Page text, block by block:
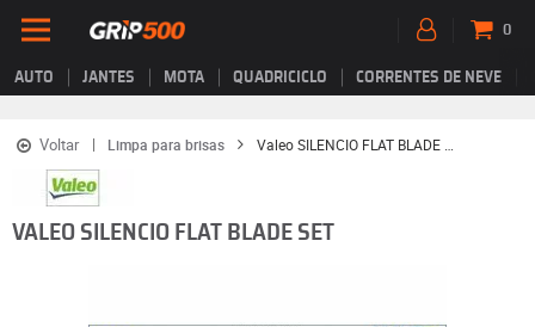
AUTO JANTES MOTA QUADRICICLO CORRENTES DE NEVE
0
Voltar Limpa para brisas
VALEO SILENCIO FLAT BLADE SET